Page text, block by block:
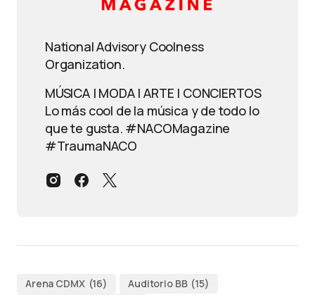
National Advisory Coolness
Organization.
MÚSICA | MODA | ARTE | CONCIERTOS
Lo más cool de la música y de todo lo
que te gusta. #NACOMagazine
#TraumaNACO
Arena CDMX (16) Auditorio BB (15)